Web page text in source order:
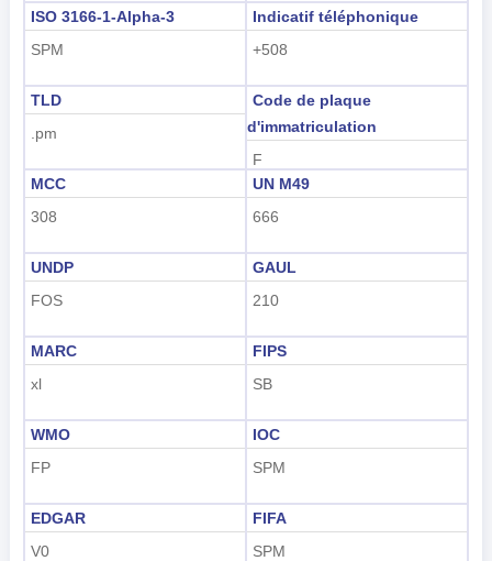
हिंदी
ISO 3166-1-Alpha-3
SPM
Indicatif téléphonique
+508
TLD
.pm
Code de plaque
d'immatriculation
F
MCC
308
UN M49
666
UNDP
FOS
GAUL
210
MARC
xl
FIPS
SB
WMO
FP
IOC
SPM
EDGAR
V0
FIFA
SPM